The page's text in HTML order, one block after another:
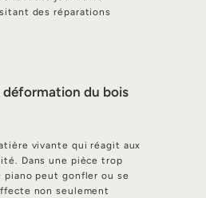
des réparations
du bois
vivante qui réagit aux
Dans une pièce trop
piano peut gonfler ou se
non seulement